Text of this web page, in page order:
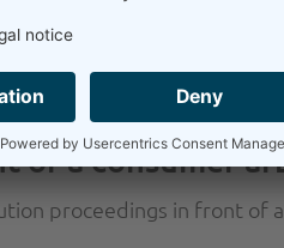
of a consumer
proceedings in front of